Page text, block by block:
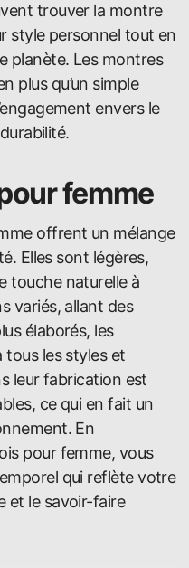
trouver la montre
style personnel tout en
planète. Les montres
plus qu’un simple
envers le
femme
offrent un mélange
Elles sont légères,
touche naturelle à
variés, allant des
élaborés, les
tous les styles et
leur fabrication est
ce qui en fait un
En
pour femme, vous
qui reflète votre
et le savoir-faire